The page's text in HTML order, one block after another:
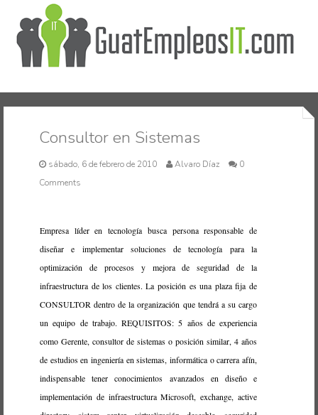
Inicio
Consultor en Sistemas
sábado, 6 de febrero de 2010 Alvaro Díaz
0
Comments
Empresa líder en tecnología busca persona responsable de
diseñar e implementar soluciones de tecnología para la
optimización de procesos y mejora de seguridad de la
infraestructura de los clientes. La posición es una plaza fija de
CONSULTOR dentro de la organización que tendrá a su cargo
un equipo de trabajo. REQUISITOS: 5 años de experiencia
como Gerente, consultor de sistemas o posición similar, 4 años
de estudios en ingeniería en sistemas, informática o carrera afín,
indispensable tener conocimientos avanzados en diseño e
implementación de infraestructura Microsoft, exchange, active